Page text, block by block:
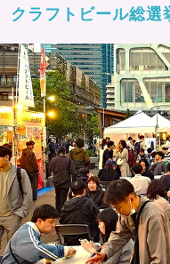
クラフトビール総